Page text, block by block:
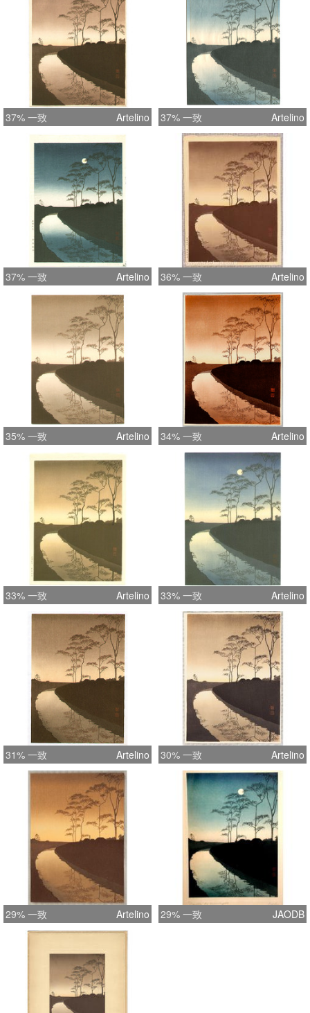
37% 一致 Artelino 37% 一致 Artelino
37% 一致 Artelino 36% 一致 Artelino
35% 一致 Artelino 34% 一致 Artelino
33% 一致 Artelino 33% 一致 Artelino
31% 一致 Artelino 30% 一致 Artelino
29% 一致 Artelino 29% 一致 JAODB